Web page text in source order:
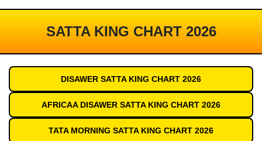
SATTA KING CHART 2026
DISAWER SATTA KING CHART 2026
AFRICAA DISAWER SATTA KING CHART 2026
TATA MORNING SATTA KING CHART 2026